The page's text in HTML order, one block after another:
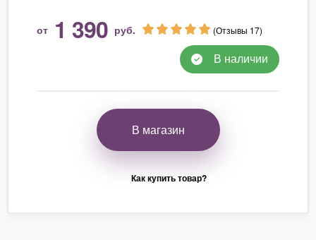
от 1 390 руб. (Отзывы 17)
В наличии
В магазин
Как купить товар?